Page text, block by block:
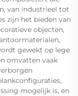
van industrieel tot
zijn het bieden van
objecten,
gewekt op lege
omvatten vaak
mogelijk is, en